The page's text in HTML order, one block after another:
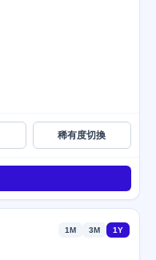
稀有度切換
1M 3M 1Y